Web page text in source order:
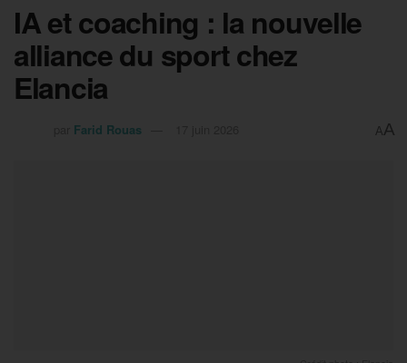
IA et coaching : la nouvelle
alliance du sport chez
Elancia
Farid Rouas AA